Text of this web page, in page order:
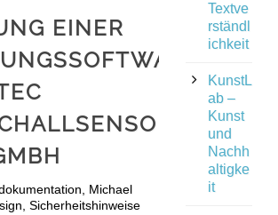
EINER
Michael
Sicherheitshinweise
Textve
rständl
ichkeit
KunstL
ab –
Kunst
und
Nachh
altigke
it